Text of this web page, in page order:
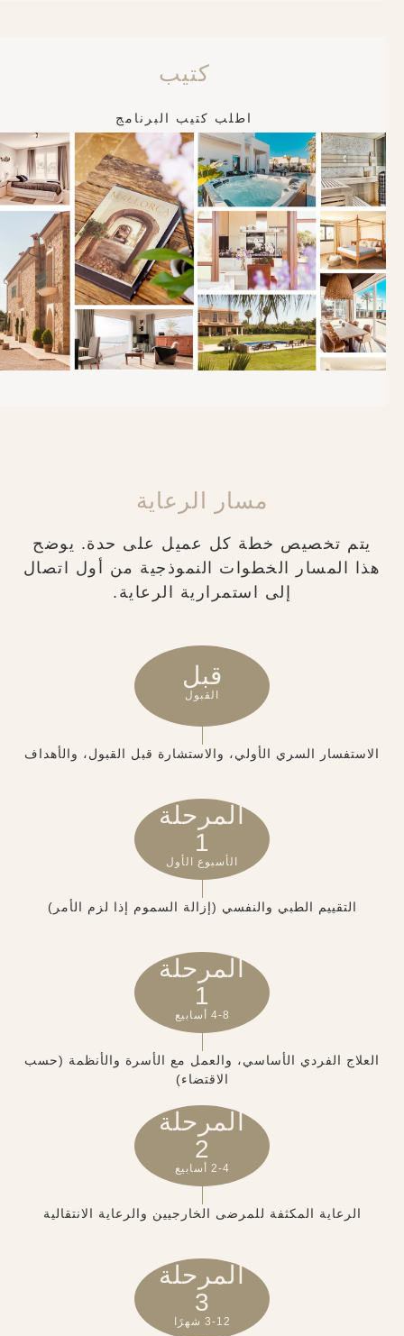
كتيب
اطلب كتيب البرنامج
مسار الرعاية
يتم تخصيص خطة كل عميل على حدة. يوضح
هذا المسار الخطوات النموذجية من أول اتصال
إلى استمرارية الرعاية.
قبل
القبول
الاستفسار السري الأولي، والاستشارة قبل القبول، والأهداف
المرحلة
1
الأسبوع الأول
التقييم الطبي والنفسي (إزالة السموم إذا لزم الأمر)
المرحلة
1
4-8 أسابيع
العلاج الفردي الأساسي، والعمل مع الأسرة والأنظمة (حسب
الاقتضاء)
المرحلة
2
2-4 أسابيع
الرعاية المكثفة للمرضى الخارجيين والرعاية الانتقالية
المرحلة
3
3-12 شهرًا